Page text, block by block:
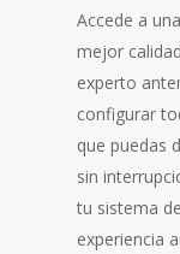
Accede a
mejor
experto
configurar
que puedas
sin
tu sistema
experiencia